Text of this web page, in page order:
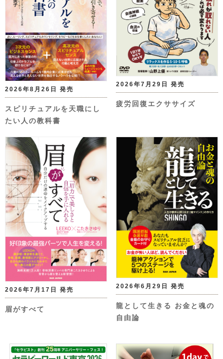
2026年8月26日 発売
スピリチュアルを天職にし
たい人の教科書
2026年7月29日 発売
疲労回復エクササイズ
2026年7月17日 発売
眉がすべて
2026年6月29日 発売
龍として生きる お金と魂の
自由論